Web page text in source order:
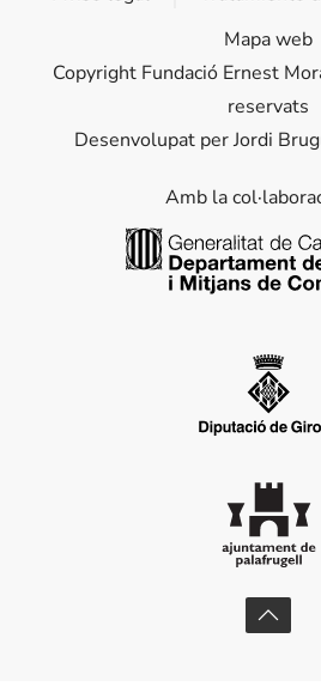
Mapa web
Copyright Fundació Ernest
reservats
Desenvolupat per Jordi
Amb la
Generalitat de
Diputació de
Ajuntament de